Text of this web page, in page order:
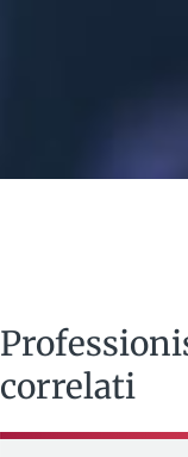
correlati